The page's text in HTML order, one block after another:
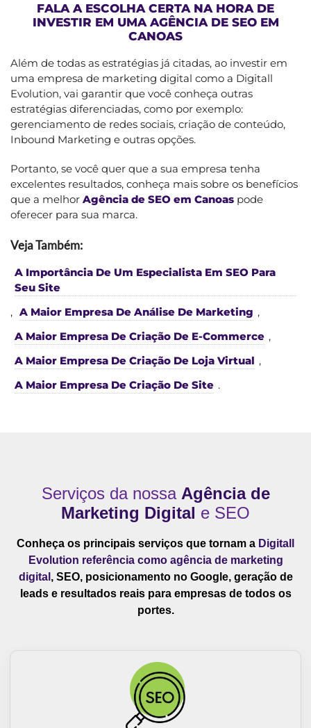
FALA A ESCOLHA CERTA NA HORA DE
INVESTIR EM UMA AGÊNCIA DE SEO EM
CANOAS
Além de todas as estratégias já citadas, ao investir em
uma empresa de marketing digital como a Digitall
Evolution, vai garantir que você conheça outras
estratégias diferenciadas, como por exemplo:
gerenciamento de redes sociais, criação de conteúdo,
Inbound Marketing e outras opções.
Portanto, se você quer que a sua empresa tenha
excelentes resultados, conheça mais sobre os benefícios
que a melhor Agência de SEO em Canoas pode
oferecer para sua marca.
Veja Também:
A Importância De Um Especialista Em SEO Para
Seu Site
, A Maior Empresa De Análise De Marketing ,
A Maior Empresa De Criação De E-Commerce ,
A Maior Empresa De Criação De Loja Virtual ,
A Maior Empresa De Criação De Site .
Serviços da nossa Agência de
Marketing Digital e SEO
Conheça os principais serviços que tornam a Digitall
Evolution referência como agência de marketing
digital , SEO, posicionamento no Google, geração de
leads e resultados reais para empresas de todos os
portes.